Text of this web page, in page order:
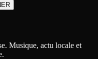
Musique, actu locale et